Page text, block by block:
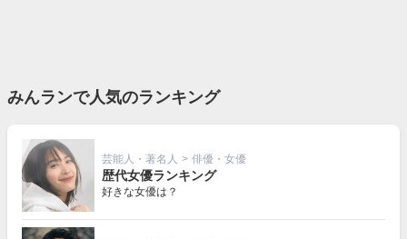
みんランで人気のランキング
芸能人・著名人 > 俳優・女優
歴代女優ランキング
好きな女優は？